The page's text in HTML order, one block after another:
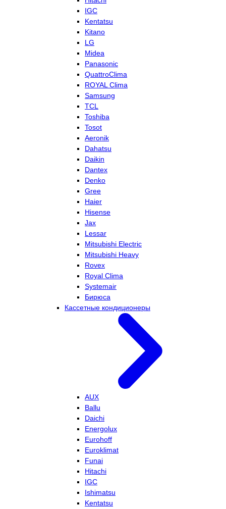
IGC
Kentatsu
Kitano
LG
Midea
Panasonic
QuattroClima
ROYAL Clima
Samsung
TCL
Toshiba
Tosot
Aeronik
Dahatsu
Daikin
Dantex
Denko
Gree
Haier
Hisense
Jax
Lessar
Mitsubishi Electric
Mitsubishi Heavy
Rovex
Royal Clima
Systemair
Бирюса
Кассетные кондиционеры
AUX
Ballu
Daichi
Energolux
Eurohoff
Euroklimat
Funai
Hitachi
IGC
Ishimatsu
Kentatsu